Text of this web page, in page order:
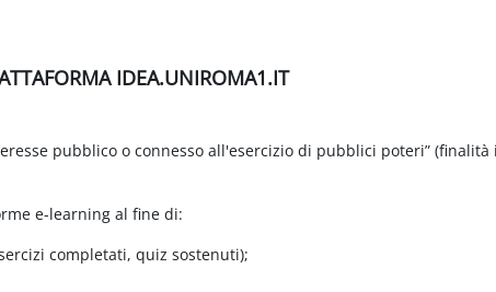
IDEA.UNIROMA1.IT
pubblico o connesso all'esercizio di pubblici poteri”
e-learning al fine di:
completati, quiz sostenuti);